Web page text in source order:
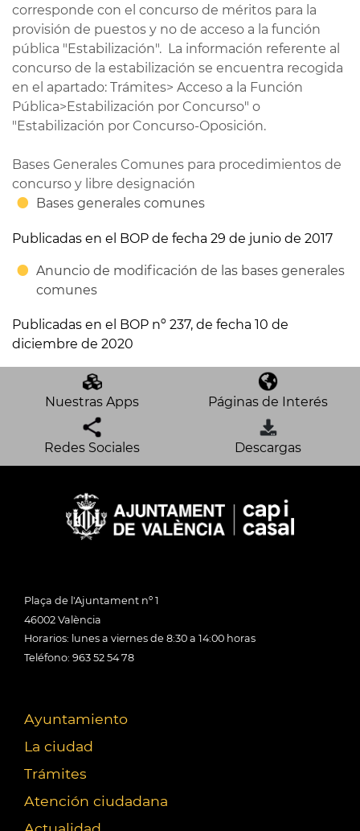
corresponde con el concurso de méritos para la
provisión de puestos y no de acceso a la función
pública "Estabilización". La información referente al
concurso de la estabilización se encuentra recogida
en el apartado: Trámites> Acceso a la Función
Pública>Estabilización por Concurso" o
"Estabilización por Concurso-Oposición.
Bases Generales Comunes para procedimientos de
concurso y libre designación
Bases generales comunes
Publicadas en el BOP de fecha 29 de junio de 2017
Anuncio de modificación de las bases generales
comunes
Publicadas en el BOP nº 237, de fecha 10 de
diciembre de 2020
Nuestras Apps Páginas de Interés
Redes Sociales Descargas
Plaça de l'Ajuntament nº 1
46002 València
Horarios: lunes a viernes de 8:30 a 14:00 horas
Teléfono: 963 52 54 78
Ayuntamiento
La ciudad
Trámites
Atención ciudadana